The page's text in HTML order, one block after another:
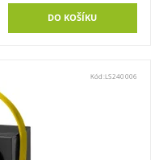
Kód: LS240006